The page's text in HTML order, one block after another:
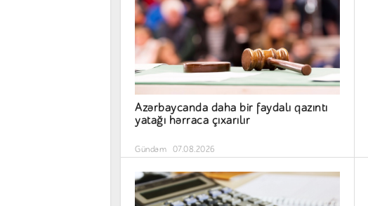
Azərbaycanda daha bir faydalı qazıntı
yatağı hərraca çıxarılır
Gündəm 07.08.2026